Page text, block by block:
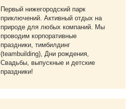
Первый нижегородский парк
приключений. Активный отдых на
природе для любых компаний. Мы
проводим корпоративные
праздники, тимбилдинг
(teambuilding), Дни рождения,
Свадьбы, выпускные и детские
праздники!